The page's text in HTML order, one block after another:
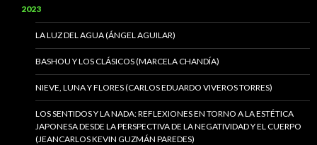
2023
LA LUZ DEL AGUA (ÁNGEL AGUILAR)
BASHOU Y LOS CLÁSICOS (MARCELA CHANDÍA)
NIEVE, LUNA Y FLORES (CARLOS EDUARDO VIVEROS TORRES)
LOS SENTIDOS Y LA NADA: REFLEXIONES EN TORNO A LA ESTÉTICA
JAPONESA DESDE LA PERSPECTIVA DE LA NEGATIVIDAD Y EL CUERPO
(JEANCARLOS KEVIN GUZMÁN PAREDES)